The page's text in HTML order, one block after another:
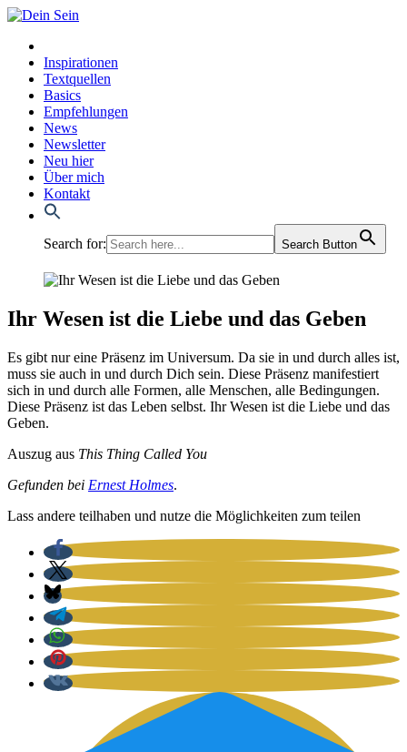
Inspirationen
Textquellen
Basics
Empfehlungen
News
Newsletter
Neu hier
Über mich
Kontakt
Search for: Search Button
Ihr Wesen ist die Liebe und das Geben
Es gibt nur eine Prä­senz im Uni­ver­sum. Da sie in und durch alles ist,
muss sie auch in und durch Dich sein. Die­se Prä­senz mani­fes­tiert
sich in und durch alle For­men, alle Men­schen, alle Bedin­gun­gen.
Die­se Prä­senz ist das Leben selbst. Ihr Wesen ist die Lie­be und das
Geben.
Aus­zug aus This Thing Cal­led You
Gefun­den bei Ernest Hol­mes.
Lass ande­re teil­ha­ben und nut­ze die Mög­lich­kei­ten zum tei­len